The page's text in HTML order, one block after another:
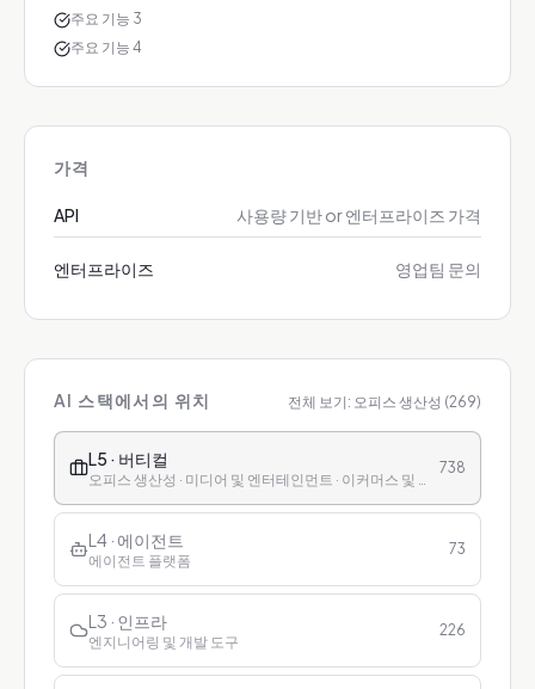
주요 기능 3
주요 기능 4
가격
API 사용량 기반 or 엔터프라이즈 가격
엔터프라이즈 영업팀 문의
AI 스택에서의 위치 전체 보기: 오피스 생산성 (269)
L5 · 버티컬
오피스 생산성 · 미디어 및 엔터테인먼트 · 이커머스 및 리테일 · 금융 · 헬스케어 · 교육 · 고객 서비스
738
L4 · 에이전트
에이전트 플랫폼
73
L3 · 인프라
엔지니어링 및 개발 도구
226